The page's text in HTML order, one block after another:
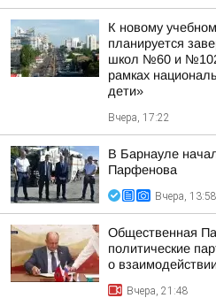
К новому
планируется
школ №60 и
рамках
дети»
Вчера, 17:22
В Барнауле
Парфенова
Вчера, 13:58
Общественная
политические
о
Вчера, 21:48